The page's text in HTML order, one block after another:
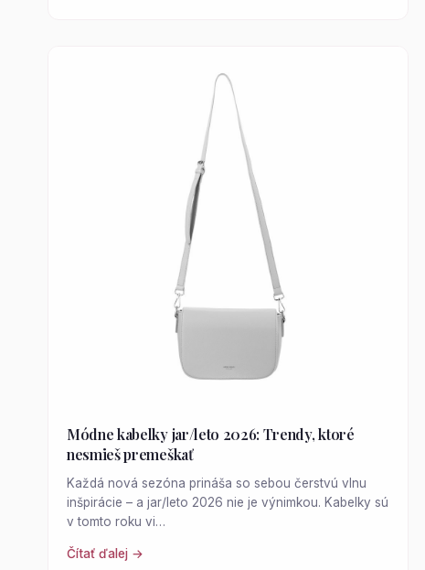
Módne kabelky jar/leto 2026: Trendy, ktoré
nesmieš premeškať
Každá nová sezóna prináša so sebou čerstvú vlnu
inšpirácie – a jar/leto 2026 nie je výnimkou. Kabelky sú
v tomto roku vi…
Čítať ďalej →